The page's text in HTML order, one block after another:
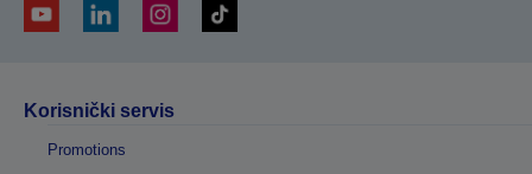
Korisnički servis
Promotions